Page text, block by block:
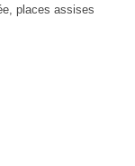
places assises